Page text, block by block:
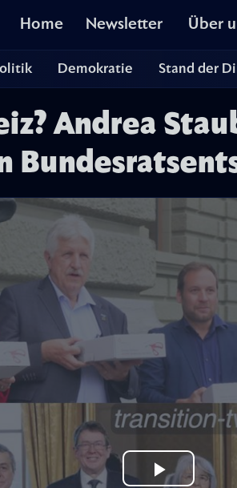
Home Newsletter Über
Demokratie Stand der
Andrea